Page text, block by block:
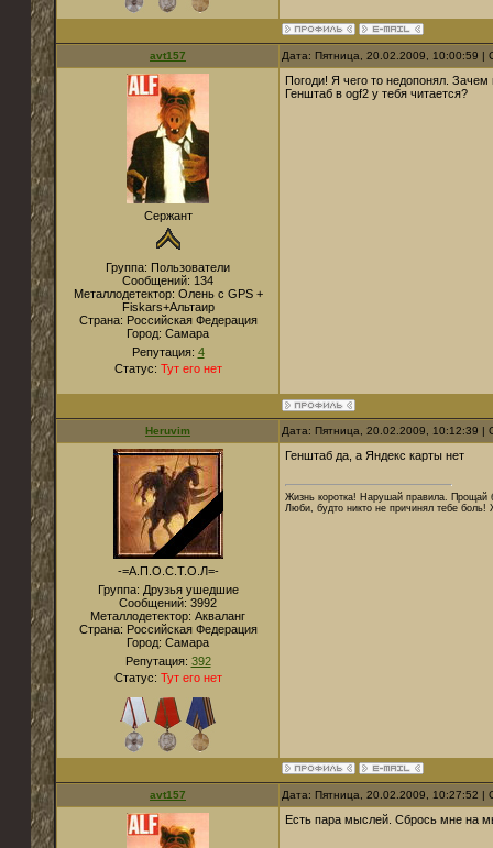
avt157 Дата: Пятница, 20.02.2009, 10:00:59
Сержант
Группа: Пользователи
Сообщений: 134
Металлодетектор: Олень с GPS +
Fiskars+Альтаир
Страна: Российская Федерация
Город: Самара
Репутация: 4
Статус: Тут его нет
Погоди! Я чего то недопонял.
Генштаб в ogf2 у тебя читается?
Heruvim Дата: Пятница, 20.02.2009, 10:12:39
-=А.П.О.С.Т.О.Л=-
Группа: Друзья ушедшие
Сообщений: 3992
Металлодетектор: Акваланг
Страна: Российская Федерация
Город: Самара
Репутация: 392
Статус: Тут его нет
Генштаб да, а Яндекс карты нет
Жизнь коротка! Нарушай правила. Прощай
Люби, будто никто не причинял тебе
avt157 Дата: Пятница, 20.02.2009, 10:27:52
Есть пара мыслей. Сбрось мне на